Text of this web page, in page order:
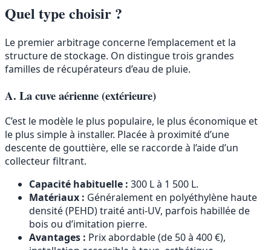
Quel type choisir ?
Le premier arbitrage concerne l’emplacement et la
structure de stockage. On distingue trois grandes
familles de récupérateurs d’eau de pluie.
A. La cuve aérienne (extérieure)
C’est le modèle le plus populaire, le plus économique et
le plus simple à installer. Placée à proximité d’une
descente de gouttière, elle se raccorde à l’aide d’un
collecteur filtrant.
Capacité habituelle : 300 L à 1 500 L.
Matériaux : Généralement en polyéthylène haute
densité (PEHD) traité anti-UV, parfois habillée de
bois ou d’imitation pierre.
Avantages : Prix abordable (de 50 à 400 €),